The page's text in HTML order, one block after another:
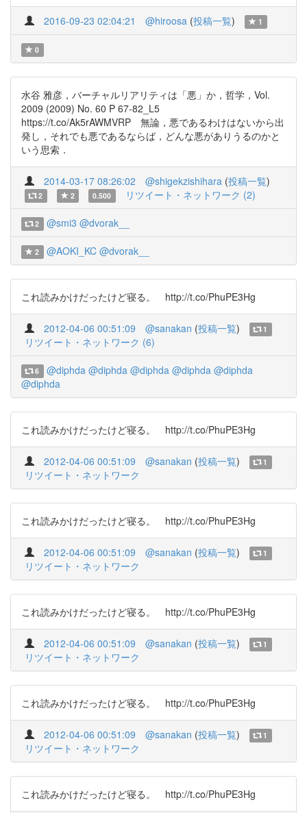
2016-09-23 02:04:21 @hiroosa (投稿一覧) 1
0
水谷 雅彦，バーチャルリアリティは「悪」か，哲学，Vol.
2009 (2009) No. 60 P 67-82_L5
https://t.co/Ak5rAWMVRP 無論，悪であるわけはないから出
発し，それでも悪であるならば，どんな悪がありうるのかと
いう思索．
2014-03-17 08:26:02 @shigekzishihara (投稿一覧)
2 2 0.500 リツイート・ネットワーク (2)
2 @smi3 @dvorak__
2 @AOKI_KC @dvorak__
これ読みかけだったけど寝る。 http://t.co/PhuPE3Hg
2012-04-06 00:51:09 @sanakan (投稿一覧) 1
リツイート・ネットワーク (6)
6 @diphda @diphda @diphda @diphda @diphda
@diphda
これ読みかけだったけど寝る。 http://t.co/PhuPE3Hg
2012-04-06 00:51:09 @sanakan (投稿一覧) 1
リツイート・ネットワーク
これ読みかけだったけど寝る。 http://t.co/PhuPE3Hg
2012-04-06 00:51:09 @sanakan (投稿一覧) 1
リツイート・ネットワーク
これ読みかけだったけど寝る。 http://t.co/PhuPE3Hg
2012-04-06 00:51:09 @sanakan (投稿一覧) 1
リツイート・ネットワーク
これ読みかけだったけど寝る。 http://t.co/PhuPE3Hg
2012-04-06 00:51:09 @sanakan (投稿一覧) 1
リツイート・ネットワーク
これ読みかけだったけど寝る。 http://t.co/PhuPE3Hg